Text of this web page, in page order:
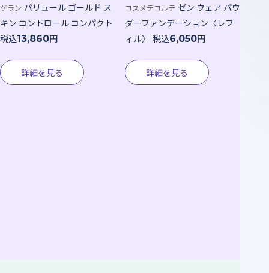
ゲラン パリュール ゴールド ス
キン コントロール コンパクト
税込13,860円
詳細を見る
コスメデコルテ ゼン ウェア パウ
ダーファンデーション〈レフ
ィル〉 税込6,050円
詳細を見る